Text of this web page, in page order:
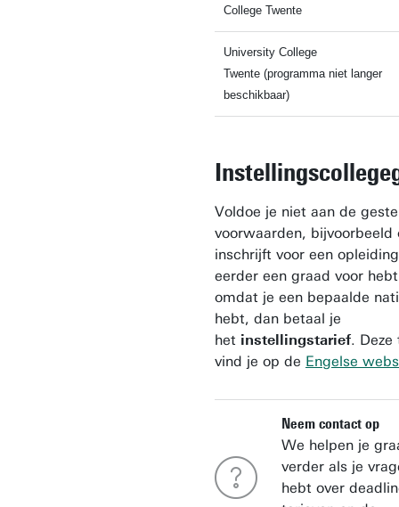
College Twente
University College
Twente (programma niet langer
beschikbaar)
Voldoe je niet aan de
voorwaarden, bijvoorbeeld
inschrijft voor een
eerder een graad voor
omdat je een bepaalde
hebt, dan betaal je
het instellingstarief. Deze
vind je op de Engelse
Neem contact op
We helpen je
verder als je
hebt over